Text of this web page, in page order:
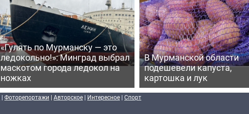
«Гулять по Мурманску — это
ледокольно!»: Минград выбрал
маскотом города ледокол на
ножках
В Мурманской области
подешевели капуста,
картошка и лук
| Фоторепортажи | Авторское | Интересное | Спорт